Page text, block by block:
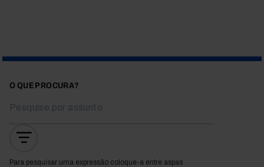
O QUE PROCURA?
Para pesquisar uma expressão coloque-a entre aspas